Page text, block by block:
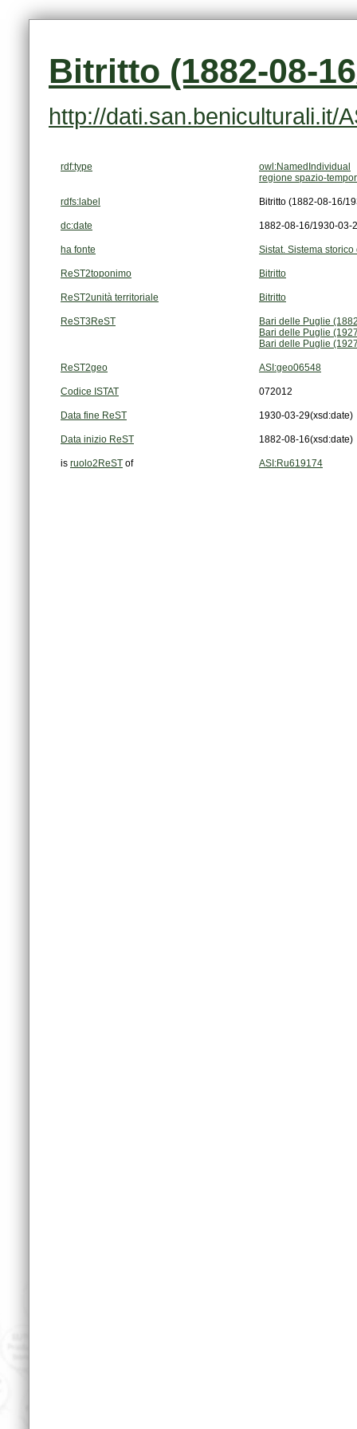
Bitritto (1882-08-
http://dati.san.beniculturali.it/
rdf:type
owl:NamedIndividual
regione spazio-
rdfs:label Bitritto (1882-08-16/
dc:date 1882-08-16/1930-03-
ha fonte Sistat. Sistema
ReST2toponimo Bitritto
ReST2unità territoriale Bitritto
ReST3ReST
Bari delle Puglie
Bari delle Puglie
Bari delle Puglie
ReST2geo ASI:geo06548
Codice ISTAT 072012
Data fine ReST 1930-03-29(xsd:date)
Data inizio ReST 1882-08-16(xsd:date)
is ruolo2ReST of ASI:Ru619174